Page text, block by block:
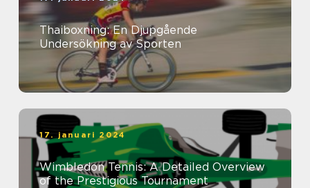
Thaiboxning: En Djupgående
Undersökning av Sporten
17. januari 2024
Wimbledon Tennis: A Detailed Overview
of the Prestigious Tournament